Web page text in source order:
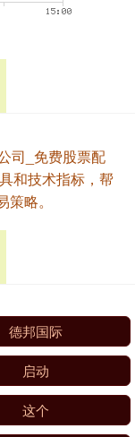
司_免费股票配
和技术指标，帮
略。
德邦国际
启动
这个